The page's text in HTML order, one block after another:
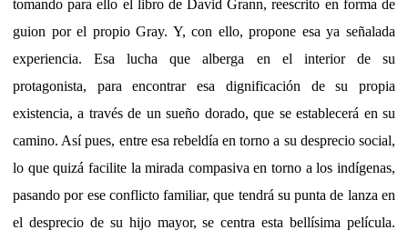
tomando para ello el libro de David Grann, reescrito en forma de
guion por el propio Gray. Y, con ello, propone esa ya señalada
experiencia. Esa lucha que alberga en el interior de su
protagonista, para encontrar esa dignificación de su propia
existencia, a través de un sueño dorado, que se establecerá en su
camino. Así pues, entre esa rebeldía en torno a su desprecio social,
lo que quizá facilite la mirada compasiva en torno a los indígenas,
pasando por ese conflicto familiar, que tendrá su punta de lanza en
el desprecio de su hijo mayor, se centra esta bellísima película.